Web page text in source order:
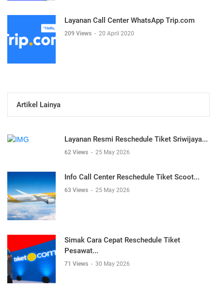
Layanan Call Center WhatsApp Trip.com
209 Views - 20 April 2020
Artikel Lainya
Layanan Resmi Reschedule Tiket Sriwijaya...
62 Views - 25 May 2026
Info Call Center Reschedule Tiket Scoot...
63 Views - 25 May 2026
Simak Cara Cepat Reschedule Tiket
Pesawat...
71 Views - 30 May 2026